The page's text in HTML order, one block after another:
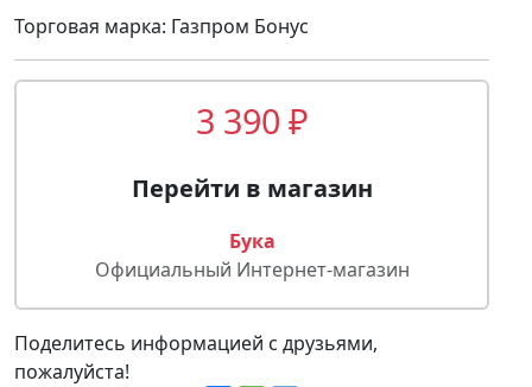
Торговая марка: Газпром Бонус
3 390 ₽
Перейти в магазин
Бука
Официальный Интернет-магазин
Поделитесь информацией с друзьями,
пожалуйста!